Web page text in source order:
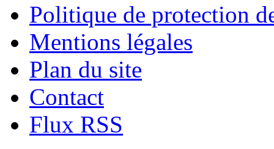
Politique de protection
Mentions légales
Plan du site
Contact
Flux RSS